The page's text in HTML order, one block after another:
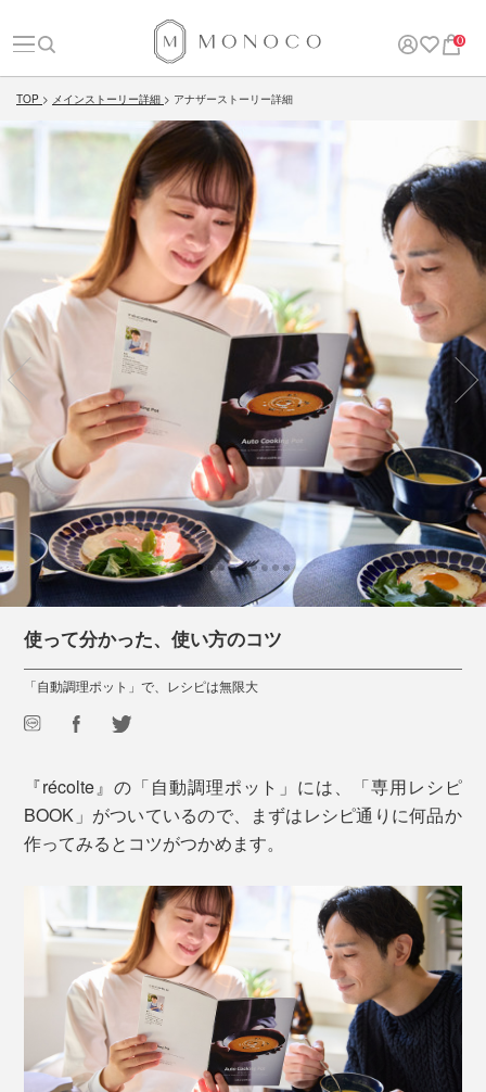
0
TOP メインストーリー詳細 アナザーストーリー詳細
使って分かった、使い方のコツ
「自動調理ポット」で、レシピは無限大
『récolte』の「自動調理ポット」には、「専用レシピ
BOOK」がついているので、まずはレシピ通りに何品か
作ってみるとコツがつかめます。